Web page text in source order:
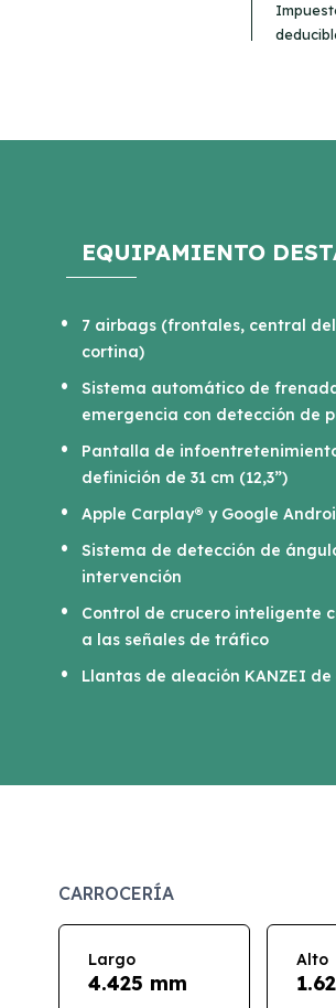
EQUIPAMIENTO
7 airbags (frontales, central
cortina)
Sistema automático de
emergencia con detección de
Pantalla de
definición de 31 cm (12,3”)
Apple Carplay® y Google
Sistema de detección de
intervención
Control de crucero inteligente
a las señales de tráfico
Llantas de aleación KANZEI de
CARROCERÍA
Largo
4.425 mm
Alto